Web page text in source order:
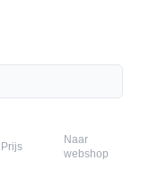
Prijs
Naar
webshop